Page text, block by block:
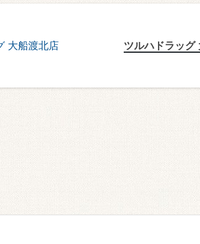
ツルハドラッグ